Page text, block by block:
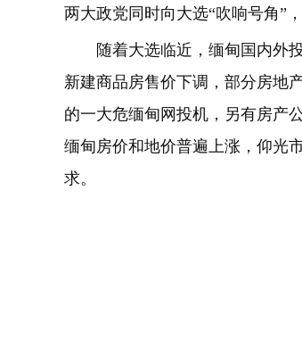
两大政党同时向大选“吹响号角”
随着大选临近，缅甸国内外
新建商品房售价下调，部分房地
的一大危缅甸网投机，另有房产
缅甸房价和地价普遍上涨，仰光
求。